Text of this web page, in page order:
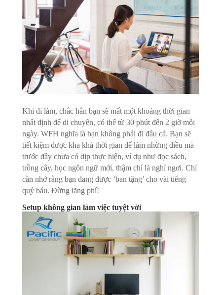
Khi đi làm, chắc hẳn bạn sẽ mất một khoảng thời gian
nhất định để di chuyển, có thể từ 30 phút đến 2 giờ mỗi
ngày. WFH nghĩa là bạn không phải đi đâu cả. Bạn sẽ
tiết kiệm được kha khá thời gian để làm những điều mà
trước đây chưa có dịp thực hiện, ví dụ như đọc sách,
trồng cây, học ngôn ngữ mới, thậm chí là nghỉ ngơi. Chỉ
cần nhớ rằng bạn đang được ‘ban tặng’ cho vài tiếng
quý báu. Đừng lãng phí!
Setup không gian làm việc tuyệt vời